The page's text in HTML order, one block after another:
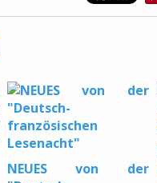
NEUES von der